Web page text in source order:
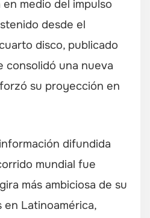
medio del impulso
desde el
disco, publicado
consolidó una nueva
su proyección en
difundida
mundial fue
más ambiciosa de su
Latinoamérica,